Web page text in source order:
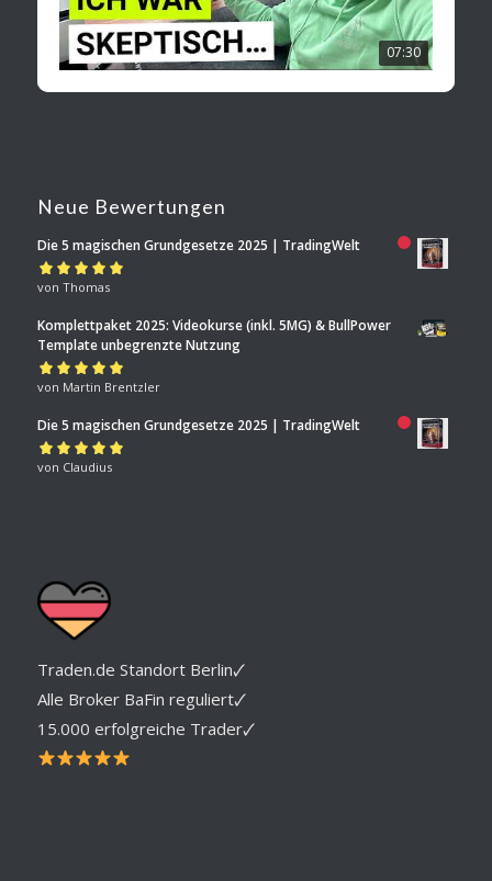
07:30
Neue Bewertungen
Die 5 magischen Grundgesetze 2025 | TradingWelt
Bewertet mit
von Thomas
Komplettpaket 2025: Videokurse (inkl. 5MG) & BullPower
Template unbegrenzte Nutzung
Bewertet mit5
von Martin Brentzler
Die 5 magischen Grundgesetze 2025 | TradingWelt
Bewertet mit
von Claudius
Traden.de Standort Berlin🗸
Alle Broker BaFin reguliert🗸
15.000 erfolgreiche Trader🗸